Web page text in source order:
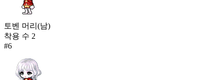
토벤 머리(남)
착용 수 2
#6